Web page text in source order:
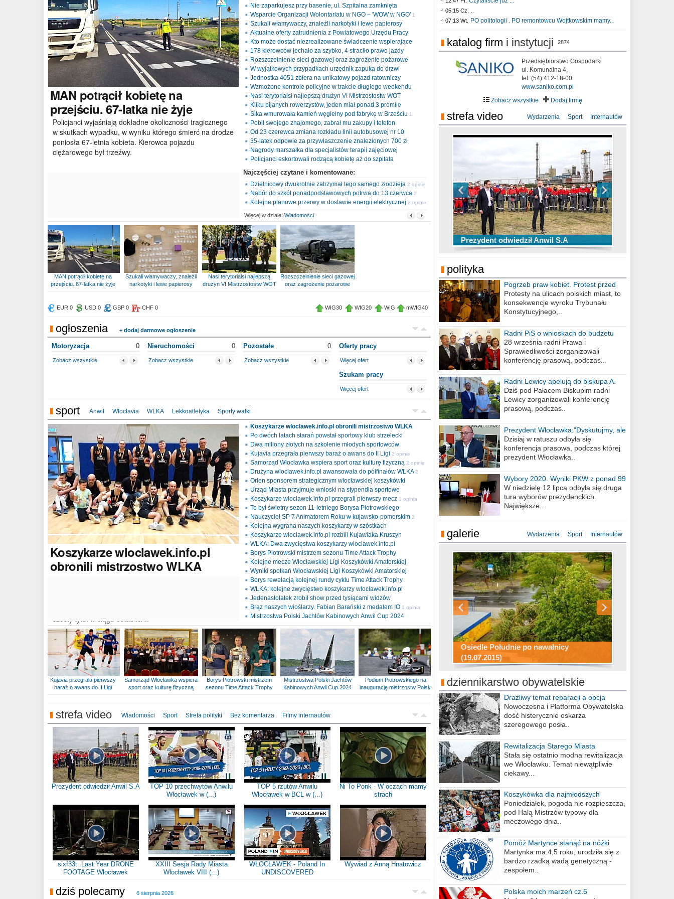
MAN potrącił kobietę na
przejściu. 67-latka nie żyje
Policjanci wyjaśniają dokładne okoliczności tragicznego
w skutkach wypadku, w wyniku którego śmierć na drodze
poniosła 67-letnia kobieta. Kierowca pojazdu
ciężarowego był trzeźwy.
Nie zaparkujesz przy basenie, ul. Szpitalna zamknięta
Wsparcie Organizacji Wolontariatu w NGO – 'WOW w NGO' 1
opinia
Szukali włamywaczy, znaleźli narkotyki i lewe papierosy
Aktualne oferty zatrudnienia z Powiatowego Urzędu Pracy
Kto może dostać niezrealizowane świadczenie wspierające
178 kierowców jechało za szybko, 4 straciło prawo jazdy
Rozszczelnienie sieci gazowej oraz zagrożenie pożarowe
W wyjątkowych przypadkach urzędnik zapuka do drzwi
Jednostka 4051 zbiera na unikatowy pojazd ratowniczy
Wzmożone kontrole policyjne w trakcie długiego weekendu
Nasi terytorialsi najlepszą drużyn VI Mistrzostostw WOT
Kilku pijanych rowerzystów, jeden miał ponad 3 promile
Sika wmurowała kamień węgielny pod fabrykę w Brześciu 1
opinia
Pobił swojego znajomego, zabrał mu zakupy i telefon
Od 23 czerewca zmiana rozkładu linii autobusowej nr 10
35-latek odpowie za przywłaszczenie znalezionych 700 zł
Nagrody marszałka dla specjalistów terapii zajęciowej
Policjanci eskortowali rodzącą kobietę aż do szpitala
Najczęściej czytane i komentowane:
Dzielnicowy dwukrotnie zatrzymał tego samego złodzieja 2 opinie
Nabór do szkół ponadpodstawowych potrwa do 13 czerwca 2
opinie
Kolejne planowe przerwy w dostawie energii elektrycznej 2 opinie
Więcej w dziale: Wiadomości
MAN potrącił kobietę na
przejściu. 67-latka nie żyje
Szukali włamywaczy, znaleźli
narkotyki i lewe papierosy
Nasi terytorialsi najlepszą
drużyn VI Mistrzostostw WOT
Rozszczelnienie sieci gazowej
oraz zagrożenie pożarowe
EUR 0 USD 0 GBP 0 CHF 0 WIG30 WIG20 WIG mWIG40
ogłoszenia + dodaj darmowe ogłoszenie
Motoryzacja 0
Zobacz wszystkie
Nieruchomości 0
Zobacz wszystkie
Pozostałe 0
Zobacz wszystkie
Oferty pracy
Więcej ofert
Szukam pracy
Więcej ofert
sport Anwil Włocłavia WLKA Lekkoatletyka Sporty walki
Koszykarzewloclawek.info.pl
obronili mistrzostwo WLKA
Koszykarze wloclawek.info.pl obronili mistrzostwo WLKA
Po dwóch latach starań powstał sportowy klub strzelecki
Dwa miliony złotych na szkolenie młodych sportowców
Kujavia przegrała pierwszy baraż o awans do II Ligi 2 opinie
Samorząd Włocławka wspiera sport oraz kulturę fizyczną 2 opinie
Drużyna wloclawek.info.pl awansowała do półfinałów WLKA 2
opinie
Orlen sponsorem strategicznym włocławskiej koszykówki
Urząd Miasta przyjmuje wnioski na stypendia sportowe
Koszykarze wloclawek.info.pl przegrali pierwszy mecz 1 opinia
To był świetny sezon 11-letniego Borysa Piotrowskiego
Nauczyciel SP 7 Animatorem Roku w kujawsko-pomorskim 2
opinie
Kolejna wygrana naszych koszykarzy w szóstkach
Koszykarze wloclawek.info.pl rozbili Kujawiaka Kruszyn
WLKA: Dwa zwycięstwa koszykarzy wloclawek.info.pl
Borys Piotrowski mistrzem sezonu Time Attack Trophy
Kolejne mecze Włocławskiej Ligi Koszykówki Amatorskiej
Wyniki spotkań Włocławskiej Ligi Koszykówki Amatorskiej
Borys rewelacją kolejnej rundy cyklu Time Attack Trophy
WLKA: kolejne zwycięstwo koszykarzy wloclawek.info.pl
Jedenastolatek zrobił show przed tysiącami widzów
Brąz naszych wioślarzy. Fabian Barański z medalem IO 1 opinia
Mistrzostwa Polski Jachtów Kabinowych Anwil Cup 2024
Kujavia przegrała pierwszy
baraż o awans do II Ligi
Samorząd Włocławka wspiera
sport oraz kulturę fizyczną
Borys Piotrowski mistrzem
sezonu Time Attack Trophy
Mistrzostwa Polski Jachtów
Kabinowych Anwil Cup 2024
Podium Piotrowskiego na
inaugurację mistrzostw Polski
strefa video Wiadomości Sport Strefa polityki Bez komentarza Filmy internautów
Prezydent odwiedził Anwil S.A
TOP 10 przechwytów Anwilu
Włocławek w (...)
TOP 5 rzutów Anwilu
Włocławek w BCL w (...)
Ni To Ponk - W oczach mamy
strach
sixf33t .Last Year DRONE
FOOTAGE Włocławek
XXIII Sesja Rady Miasta
Włocławek VIII (...)
WŁOCŁAWEK - Poland In
UNDISCOVERED
Wywiad z Anną Hnatowicz
dziś polecamy 6 sierpnia 2026
05:15 Cz. ..
07:13 Wt. PO politologii . PO remontowcu Wojtkowskim mamy..
katalog firm i instytucji 2874
Przedsiębiorstwo Gospodarki
ul. Komunalna 4,
tel. (54) 412-18-00
www.saniko.com.pl
Zobacz wszystkie
Dodaj firmę
strefa video Wydarzenia Sport Internautów
Prezydent odwiedził Anwil S.A
TOP 10 przechwytów Anwilu Włocławek
w EBL w sezonie 2019/2020
TOP 5 rzutów Anwilu Włocławek w BCL
w sezonie 2019/2020
Ni To Ponk - W oczach mamy strach
sixf33t .Last Year DRONE FOOTAGE
Włocławek
XXIII Sesja Rady Miasta Włocławek VIII
kadencji w dniu 09.06.2020 r.
polityka
Pogrzeb praw kobiet. Protest przed
biurem poselskim PiS
Protesty na ulicach polskich miast, to
konsekwencje wyroku Trybunału
Konstytucyjnego,..
Radni PiS o wnioskach do budżetu
miasta na 2021 rok
28 września radni Prawa i
Sprawiedliwości zorganizowali
konferencję prasową, podczas..
Radni Lewicy apelują do biskupa A.
Wiesława Meringa
Dziś pod Pałacem Biskupim radni
Lewicy zorganizowali konferencję
prasową, podczas..
Prezydent Włocławka:"Dyskutujmy, ale
nie obrażajmy się”
Dzisiaj w ratuszu odbyła się
konferencja prasowa, podczas której
prezydent Włocławka..
Wybory 2020. Wyniki PKW z ponad 99
procent obwodów
W niedzielę 12 lipca odbyła się druga
tura wyborów prezydenckich.
Największe..
galerie Wydarzenia Sport Internautów
Osiedle Południe po nawałnicy
(19.07.2015)
Wizytówka Włocławka
polowanie wigilijne 2014
Miasto kładzie się do snu .
Konkurs fotograficzny "Co to za
miejsca"
Ścieżka rowerowa w naszym mieście
dziennikarstwo obywatelskie
Drażliwy temat reparacji a opcja
berlińska
Nowoczesna i Platforma Obywatelska
dość histerycznie oskarża
szeregowego posła..
Rewitalizacja Starego Miasta
Stała się ostatnio modna rewitalizacja
we Włocławku. Temat niewątpliwie
ciekawy...
Koszykówka dla najmłodszych
Poniedziałek, pogoda nie rozpieszcza,
pod Halą Mistrzów typowy dla
meczowego dnia..
Pomóż Martynce stanąć na nóżki
Martynka ma 4,5 roku, urodziła się z
bardzo rzadką wadą genetyczną -
zespołem..
Polska moich marzeń cz.6